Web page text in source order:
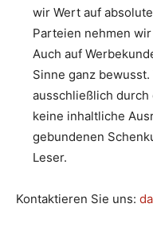
wir Wert auf
Parteien nehmen
Auch auf
Sinne ganz
ausschließlich
keine inhaltliche
gebundenen
Leser.
Kontaktieren Sie uns: